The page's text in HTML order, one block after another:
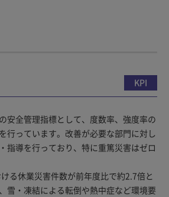
KPI
安全管理指標として、度数率、強度率の
行っています。改善が必要な部門に対し
指導を行っており、特に重篤災害はゼロ
る休業災害件数が前年度比で約2.7倍と
雪・凍結による転倒や熱中症など環境要